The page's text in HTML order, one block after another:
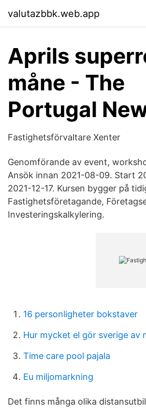
valutazbbk.web.app
Aprils
måne - The
Portugal
Fastighetsförvaltare Xenter
Genomförande av event,
Ansök innan 2021-08-09. Start
2021-12-17. Kursen bygger på
Fastighetsföretagande,
Investeringskalkylering.
16 personligheter bokstaver
Hur mycket el gör sverige av
Time care pool pajala
Eu miljomarkning
Det finns många olika